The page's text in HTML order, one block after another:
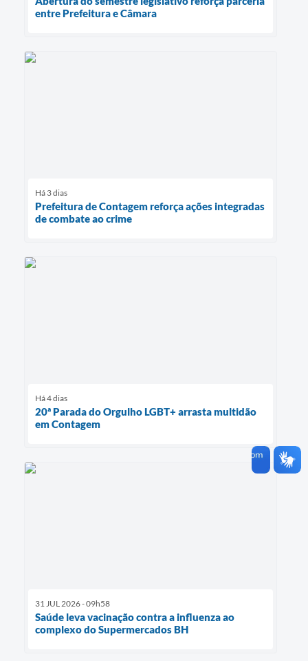
entre Prefeitura e Câmara
Há 3 dias
Prefeitura de Contagem reforça ações integradas
de combate ao crime
Há 4 dias
20ª Parada do Orgulho LGBT+ arrasta multidão
em Contagem
31 JUL 2026 - 09h58
Saúde leva vacinação contra a influenza ao
complexo do Supermercados BH